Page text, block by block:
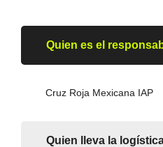
Quien es el
Cruz Roja Mexicana IAP
Quien lleva la